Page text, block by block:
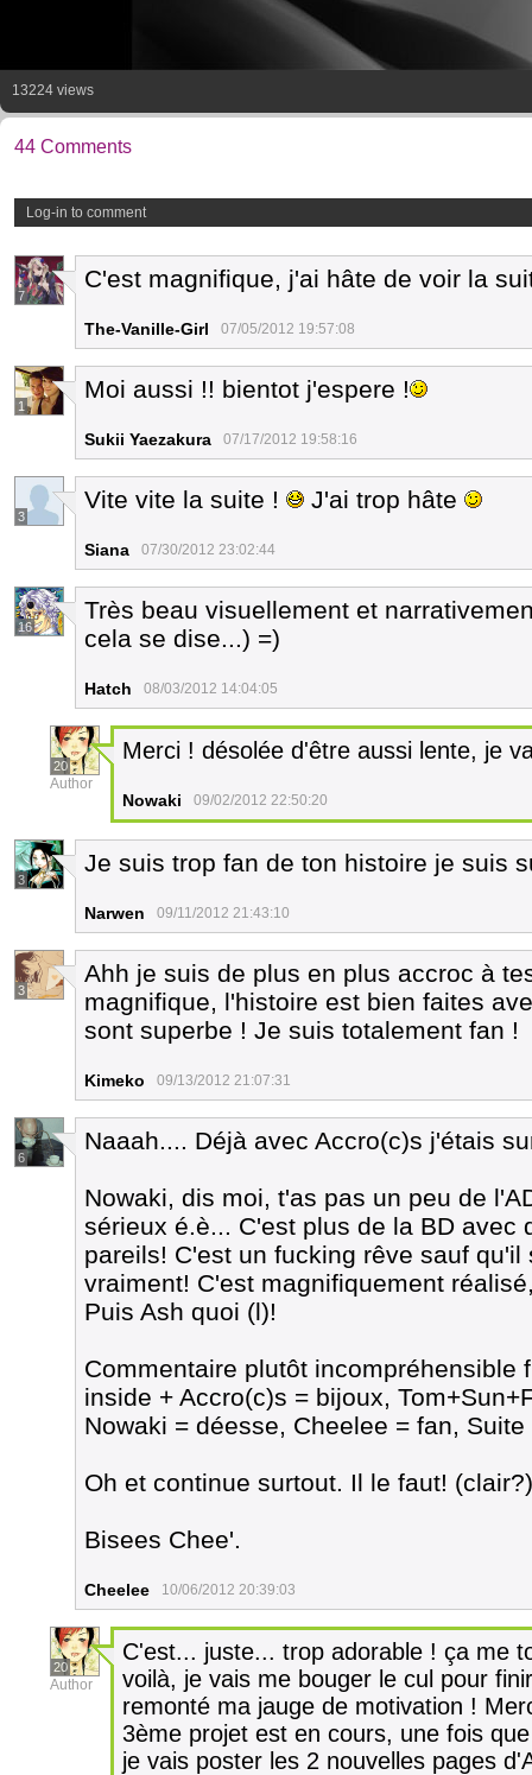
13224 views
44 Comments
Log-in to comment
7
C'est magnifique, j'ai hâte de voir la
The-Vanille-Girl 07/05/2012 19:57:08
1
Moi aussi !! bientot j'espere !
Sukii Yaezakura 07/17/2012 19:58:16
3
Vite vite la suite ! J'ai trop hâte
Siana 07/30/2012 23:02:44
16
Très beau visuellement et
cela se dise...) =)
Hatch 08/03/2012 14:04:05
20
Author
Merci ! désolée d'être aussi lente, je
Nowaki 09/02/2012 22:50:20
3
Je suis trop fan de ton histoire je suis
Narwen 09/11/2012 21:43:10
3
Ahh je suis de plus en plus accroc à
magnifique, l'histoire est bien faites
sont superbe ! Je suis totalement fan !
Kimeko 09/13/2012 21:07:31
6
Naaah.... Déjà avec Accro(c)s j'étais
Nowaki, dis moi, t'as pas un peu de
sérieux é.è... C'est plus de la BD avec
pareils! C'est un fucking rêve sauf
vraiment! C'est magnifiquement
Puis Ash quoi (l)!
Commentaire plutôt incompréhensible
inside + Accro(c)s = bijoux,
Nowaki = déesse, Cheelee = fan,
Oh et continue surtout. Il le faut!
Bisees Chee'.
Cheelee 10/06/2012 20:39:03
20
Author
C'est... juste... trop adorable ! ça me
voilà, je vais me bouger le cul pour
remonté ma jauge de motivation !
3ème projet est en cours, une fois
je vais poster les 2 nouvelles pages